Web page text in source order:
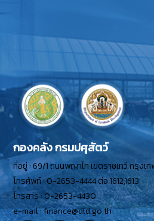
เหลือผู้ประสบภัยพิบัติกรณีฉุกเฉิน
ระเบียบกระทรวงการคลังว่าด้ว
เหลือผู้ประสบภัยพิบัติกรณีฉุกเฉิ
เดือน มกราคม 2560
เดือน มกราคม 2559
เดือน กุมภาพันธ์ 2558
กองคลัง กรมปศุสัตว์
ที่อยู่ : 69/1 ถนนพญาไท เขตราชเทวี กรุงเ
โทรศัพท์ : 0-2653-4444 ต่อ 1612,1613
โทรสาร : 0-2653-4430
e-mail : finance@dld.go.th